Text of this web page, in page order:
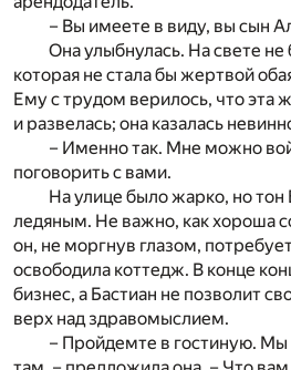
– Вы имеете в виду, вы сын
Она улыбнулась. На свете
которая не стала бы жертвой
Ему с трудом верилось, что
и развелась; она казалась
– Именно так. Мне можно
поговорить с вами.
На улице было жарко, но тон
ледяным. Не важно, как хороша
он, не моргнув глазом,
освободила коттедж. В конце
бизнес, а Бастиан не позволит
верх над здравомыслием.
– Пройдемте в гостиную.